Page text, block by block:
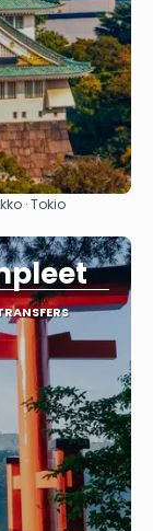
· Tokio